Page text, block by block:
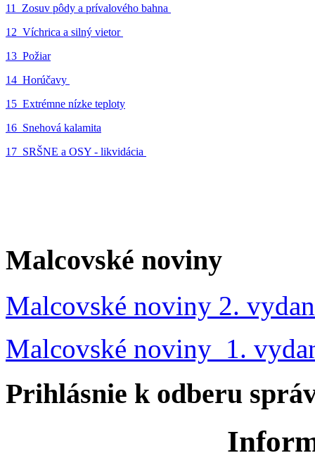
11_Zosuv pôdy a prívalového bahna
12_Víchrica a silný vietor
13_Požiar
14_Horúčavy
15_Extrémne nízke teploty
16_Snehová kalamita
17_SRŠNE a OSY - likvidácia
Malcovské noviny
Malcovské noviny 2.
Malcovské noviny 1.
Prihlásnie k odberu